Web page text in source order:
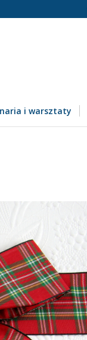
i warsztaty